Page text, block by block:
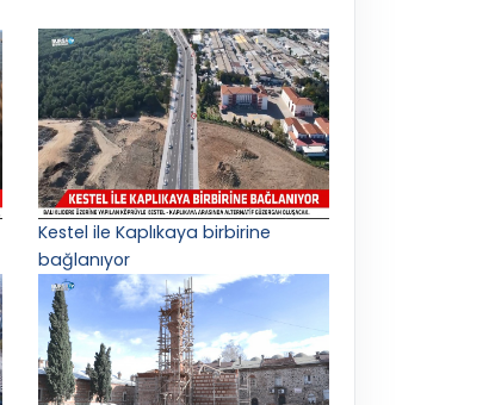
Kestel ile Kaplıkaya birbirine
bağlanıyor